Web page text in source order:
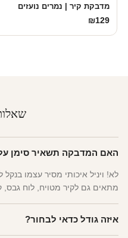
מדבקת קיר | נמרים נועזים
₪129
האם המדבקה תשאיר סימן
לא! ויניל איכותי מסיר עצמו
מתאים גם לקיר מטויח, לוח גבס,
איזה גודל כדאי לבחור?